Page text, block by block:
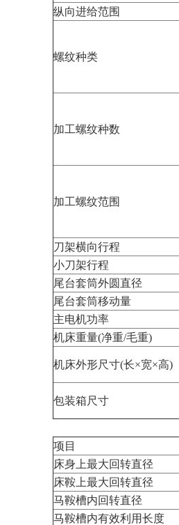
纵向进给范围
螺纹种类
加工螺纹种数
加工螺纹范围
刀架横向行程
小刀架行程
尾台套筒外圆直径
尾台套筒移动量
主电机功率
机床重量(净重/毛重)
机床外形尺寸(长×宽×高)
包装箱尺寸
项目
床身上最大回转直径
床鞍上最大回转直径
马鞍槽内回转直径
马鞍槽内有效利用长度